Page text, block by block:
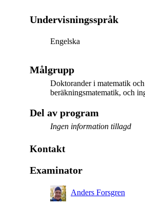
Undervisningsspråk
Engelska
Målgrupp
Doktorander i matematik
beräkningsmatematik, och
Del av program
Ingen information tillagd
Kontakt
Examinator
Anders Forsgren